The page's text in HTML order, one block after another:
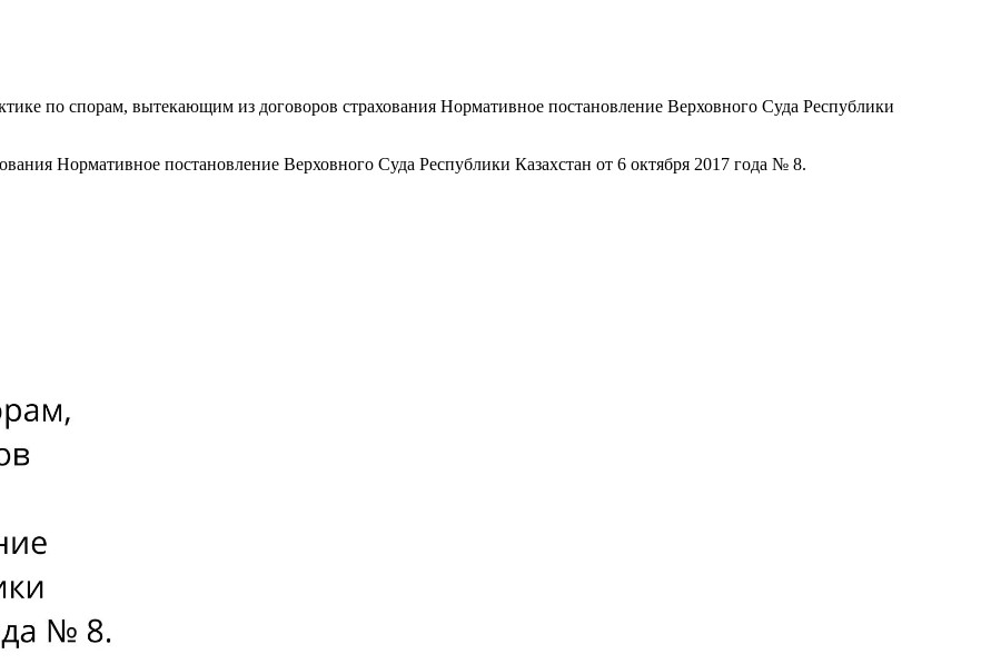
по спорам, вытекающим из договоров страхования Нормативное постановление Верховного Суда Республики
Нормативное постановление Верховного Суда Республики Казахстан от 6 октября 2017 года № 8.